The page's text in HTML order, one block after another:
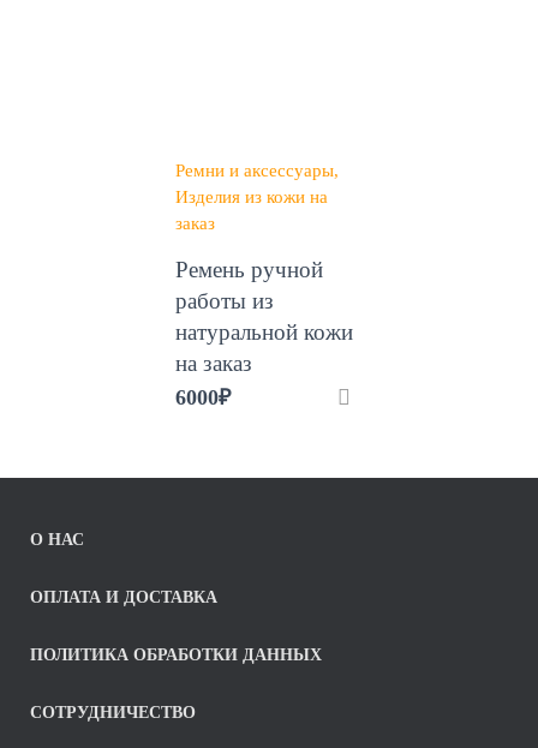
Ремни и аксессуары
Изделия из кожи на
заказ
Ремень ручной
работы из
натуральной кожи
на заказ
6000₽
О НАС
ОПЛАТА И ДОСТАВКА
ПОЛИТИКА ОБРАБОТКИ ДАННЫХ
СОТРУДНИЧЕСТВО